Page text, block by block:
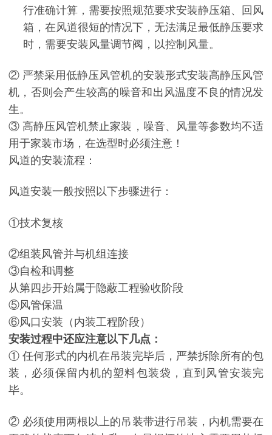
行准确计算，需要按照规范要求安装静压箱、回风
箱，在风道很短的情况下，无法满足最低静压要求
时，需要安装风量调节阀，以控制风量。
② 严禁采用低静压风管机的安装形式安装高静压风管
机，否则会产生较高的噪音和出风温度不良的情况发
生。
③ 高静压风管机禁止家装，噪音、风量等参数均不适
用于家装市场，在选型时必须注意！
风道的安装流程：
风道安装一般按照以下步骤进行：
①技术复核
②组装风管并与机组连接
③自检和调整
从第四步开始属于隐蔽工程验收阶段
⑤风管保温
⑥风口安装（内装工程阶段）
安装过程中还应注意以下几点：
① 任何形式的内机在吊装完毕后，严禁拆除所有的包
装，必须保留内机的塑料包装袋，直到风管安装完
毕。
② 必须使用两根以上的吊装带进行吊装，内机需要在